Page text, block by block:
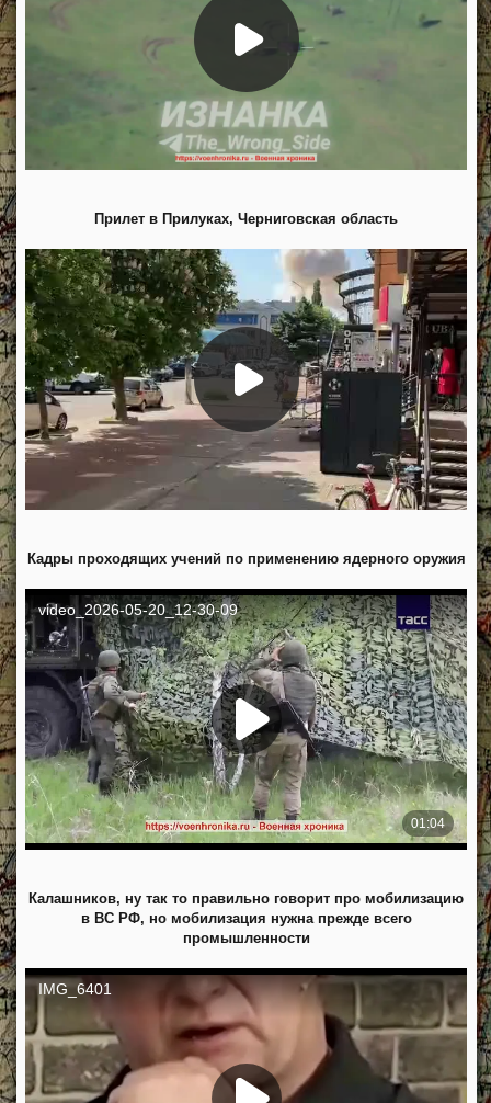
Прилет в Прилуках, Черниговская область
Кадры проходящих учений по применению ядерного оружия
Калашников, ну так то правильно говорит про мобилизацию
в ВС РФ, но мобилизация нужна прежде всего
промышленности